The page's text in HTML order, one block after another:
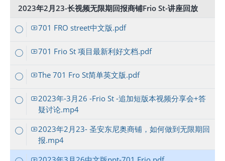
2023年2月23-长视频无限期回报商铺Frio St-讲座回放
701 FRO street中文版.pdf
701 Frio St 项目最新利好文档.pdf
The 701 Fro St简单英文版.pdf
2023年-3月26 -Frio St -追加短版本视频分享会+答
疑讨论.mp4
2023年2月23- 圣安东尼奥商铺，如何做到无限期回
报.mp4